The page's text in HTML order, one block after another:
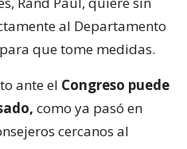
al Departamento
que tome medidas.
ante el Congreso puede
como ya pasó en
cercanos al